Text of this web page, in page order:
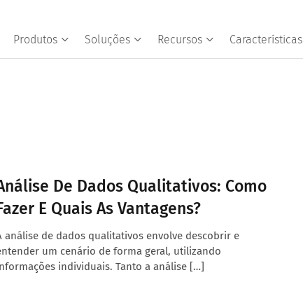
Produtos Soluções Recursos Características
De Dados Qualitativos: Como
E Quais As Vantagens?
análise de dados qualitativos envolve descobrir e
um cenário de forma geral, utilizando
individuais. Tanto a análise […]